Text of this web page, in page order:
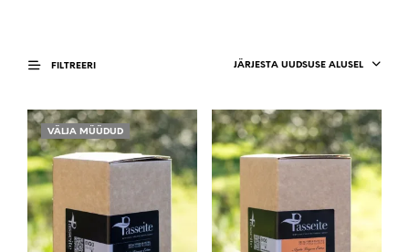
FILTREERI JÄRJESTA UUDSUSE ALUSEL
VÄLJA MÜÜDUD